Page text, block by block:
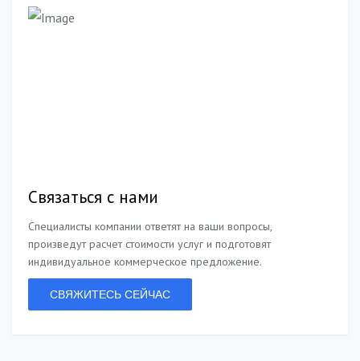
Связаться с нами
Специалисты компании ответят на ваши вопросы,
произведут расчет стоимости услуг и подготовят
индивидуальное коммерческое предложение.
СВЯЖИТЕСЬ СЕЙЧАС